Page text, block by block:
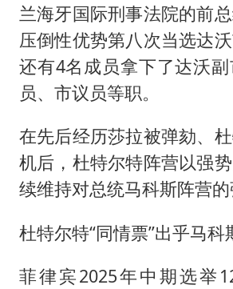
兰海牙国际刑事法院的前
压倒性优势第八次当选达
还有4名成员拿下了达沃
员、市议员等职。
在先后经历莎拉被弹劾、
机后，杜特尔特阵营以强
续维持对总统马科斯阵营的
杜特尔特“同情票”出乎马科
菲律宾2025年中期选举